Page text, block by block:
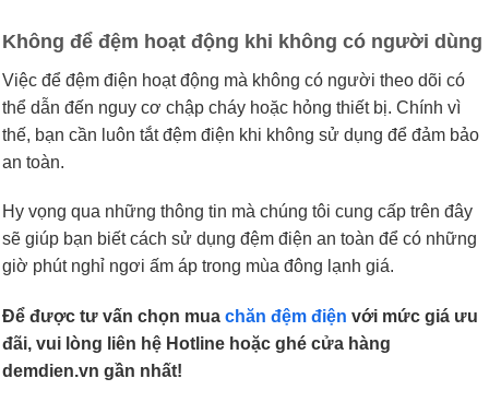
Không để đệm hoạt động khi không có người dùng
Việc để đệm điện hoạt động mà không có người theo dõi có
thể dẫn đến nguy cơ chập cháy hoặc hỏng thiết bị. Chính vì
thế, bạn cần luôn tắt đệm điện khi không sử dụng để đảm bảo
an toàn.
Hy vọng qua những thông tin mà chúng tôi cung cấp trên đây
sẽ giúp bạn biết cách sử dụng đệm điện an toàn để có những
giờ phút nghỉ ngơi ấm áp trong mùa đông lạnh giá.
Để được tư vấn chọn mua chăn đệm điện với mức giá ưu
đãi, vui lòng liên hệ Hotline hoặc ghé cửa hàng
demdien.vn gần nhất!